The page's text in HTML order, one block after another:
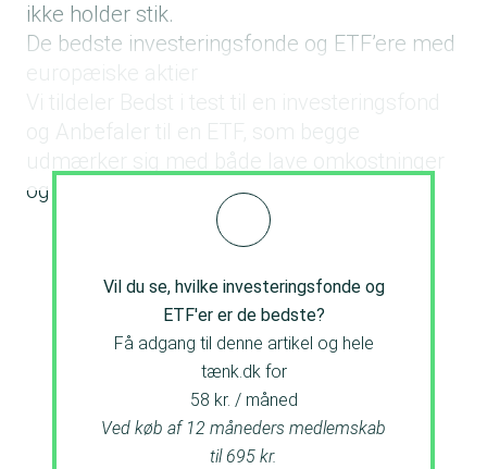
ikke holder stik.
De bedste investeringsfonde og ETF’ere med
Vi tildeler Bedst i test til en investeringsfond
og Anbefaler til en ETF, som begge
udmærker sig med både lave omkostninger
og gode risikojusterede afkast.
Vil du se, hvilke investeringsfonde og
ETF'er er de bedste?
Få adgang til denne artikel og hele
tænk.dk for
58 kr. / måned
Ved køb af 12 måneders medlemskab
til 695 kr.